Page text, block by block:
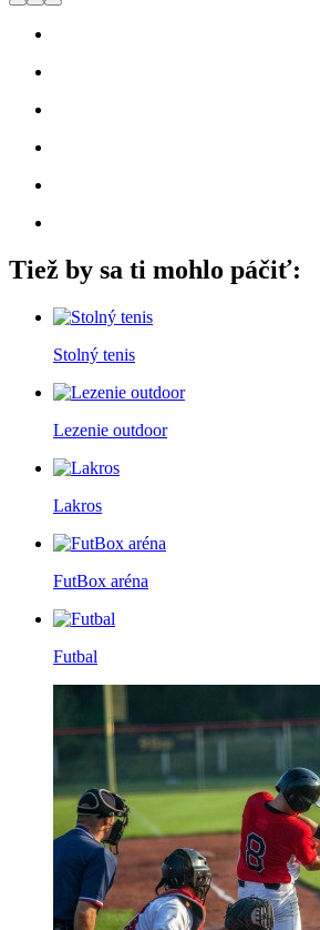
Tiež by sa ti mohlo páčiť:
Stolný tenis
Lezenie outdoor
Lakros
FutBox aréna
Futbal